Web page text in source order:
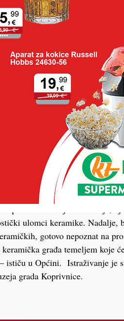
naseljavanja položaja
Razlog tome jest
tijekom četvrtog odnosno
Iz navedenog će se razloga
prostoru na kojem su ranije,
ulomci keramike. Nadalje,
gotovo nepoznat na
građa temeljem koje
ističu u Općini. Istraživanje je
grada Koprivnice.